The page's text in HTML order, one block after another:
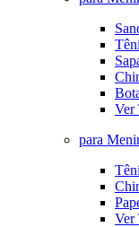
Ver
para
Ver